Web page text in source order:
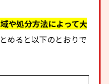
や処分方法によって大
めると以下のとおりで